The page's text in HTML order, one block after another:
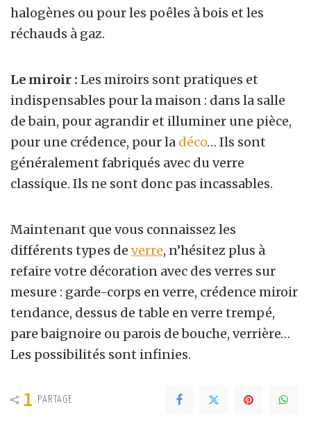
halogènes ou pour les poêles à bois et les
réchauds à gaz.
Le miroir : Les miroirs sont pratiques et
indispensables pour la maison : dans la salle
de bain, pour agrandir et illuminer une pièce,
pour une crédence, pour la déco… Ils sont
généralement fabriqués avec du verre
classique. Ils ne sont donc pas incassables.
Maintenant que vous connaissez les
différents types de verre, n’hésitez plus à
refaire votre décoration avec des verres sur
mesure : garde-corps en verre, crédence miroir
tendance, dessus de table en verre trempé,
pare baignoire ou parois de bouche, verrière…
Les possibilités sont infinies.
1 PARTAGE